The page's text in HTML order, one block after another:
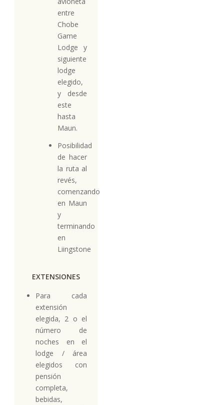
entre
Chobe
Game
Lodge y
siguiente
lodge
elegido,
y desde
este
hasta
Maun.
Posibilidad
de hacer
la ruta al
revés,
comenzando
en Maun
y
terminando
en
Liingstone
EXTENSIONES
Para cada
extensión
elegida, 2 o el
número de
noches en el
lodge / área
elegidos con
pensión
completa,
bebidas,